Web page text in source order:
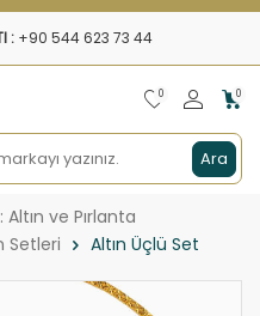
: +90 544 623 73 44
Ara
0 0
ve Pırlanta
Setleri
Altın Üçlü Set